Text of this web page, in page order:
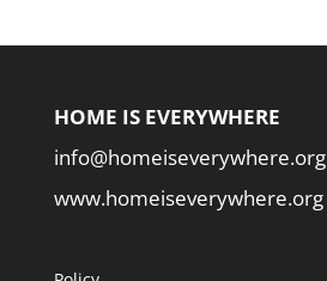
HOME IS EVERYWHERE
info@homeiseverywhere.org
www.homeiseverywhere.org